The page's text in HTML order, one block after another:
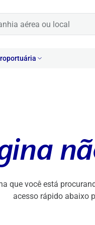
que você está
acesso rápido abaixo